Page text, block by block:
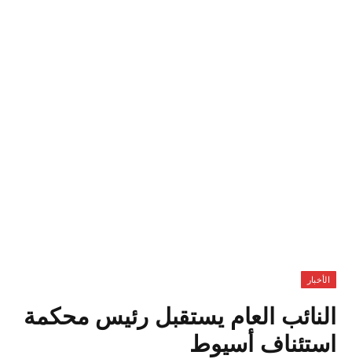
الأخبار
النائب العام يستقبل رئيس محكمة
استئناف أسيوط